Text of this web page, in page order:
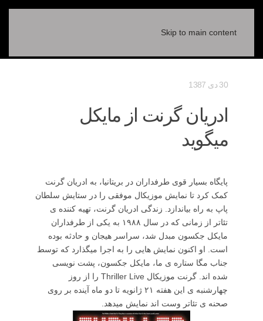
Skip to main content
30 دی 1387
ادریان گرنت از مایکل
میگوید
پایگاه بسیار قوی طرفداران در بریتانیا، به ادریان گرنت
کمک کرد تا نمایش موزیکال موفقی را در ستایش سلطان
پاپ به راه بیاندازد. زندگی ادریان گرنت، تهیه کننده ی
تئاتر از زمانی که در سال ۱۹۸۸ به یکی از طرفداران
مایکل جکسون مبدل شد، سراسر هیجان و حادثه بوده
است. او اکنون نمایش هایی را به اجرا میگذارد که توسط
جناب مگا ستاره ی ما، مایکل جکسون، پشت نویسی
شده اند. گرنت موزیکال Thriller Live را از روز
چهارشنبه ی این هفته ۲۱ ژانویه تا دو ماه آینده بر روی
صحنه ی تئاتر وست اند نمایش میدهد.